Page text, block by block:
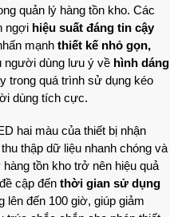
quản lý hàng tồn kho. Các
ngợi hiệu suất đáng tin cậy
mạnh thiết kế nhỏ gọn,
người dùng lưu ý về hình dáng
trong quá trình sử dụng kéo
dùng tích cực.
hai màu của thiết bị nhận
thập dữ liệu nhanh chóng và
tồn kho trở nên hiệu quả
cập đến thời gian sử dụng
lên đến 100 giờ, giúp giảm